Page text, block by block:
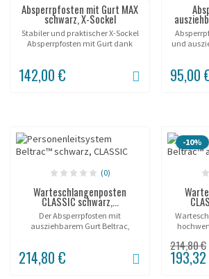
Absperrpfosten mit Gurt MAX
schwarz, X-Sockel
Stabiler und praktischer X-Sockel
Absperrpfosten mit Gurt dank
142,00 €
und
95,00
(0)
Warteschlangenposten
CLASSIC schwarz,...
Der Absperrpfosten mit
ausziehbarem Gurt Beltrac,
214,80 €
-10%
214,80 €